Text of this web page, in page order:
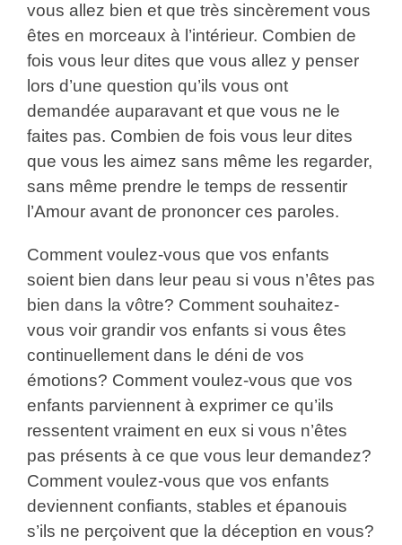
vous allez bien et que très sincèrement vous
êtes en morceaux à l’intérieur. Combien de
fois vous leur dites que vous allez y penser
lors d’une question qu’ils vous ont
demandée auparavant et que vous ne le
faites pas. Combien de fois vous leur dites
que vous les aimez sans même les regarder,
sans même prendre le temps de ressentir
l’Amour avant de prononcer ces paroles.
Comment voulez-vous que vos enfants
soient bien dans leur peau si vous n’êtes pas
bien dans la vôtre? Comment souhaitez-
vous voir grandir vos enfants si vous êtes
continuellement dans le déni de vos
émotions? Comment voulez-vous que vos
enfants parviennent à exprimer ce qu’ils
ressentent vraiment en eux si vous n’êtes
pas présents à ce que vous leur demandez?
Comment voulez-vous que vos enfants
deviennent confiants, stables et épanouis
s’ils ne perçoivent que la déception en vous?